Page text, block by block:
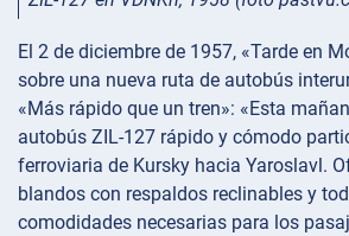
El 2 de diciembre de 1957, «Tarde en
sobre una nueva ruta de autobús
«Más rápido que un tren»: «Esta
autobús ZIL-127 rápido y cómodo
ferroviaria de Kursky hacia Yaroslavl.
blandos con respaldos reclinables y
comodidades necesarias para los